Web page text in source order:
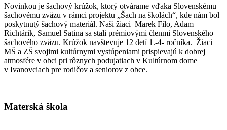
Novinkou je šachový krúžok, ktorý otvárame vďaka Slovenskému
šachovému zväzu v rámci projektu „Šach na školách“, kde nám bol
poskytnutý šachový materiál. Naši žiaci Marek Filo, Adam
Richtárik, Samuel Satina sa stali prémiovými členmi Slovenského
šachového zväzu. Krúžok navštevuje 12 detí 1.-4- ročníka. Žiaci
MŠ a ZŠ svojimi kultúrnymi vystúpeniami prispievajú k dobrej
atmosfére v obci pri rôznych podujatiach v Kultúrnom dome
v Ivanovciach pre rodičov a seniorov z obce.
Materská škola